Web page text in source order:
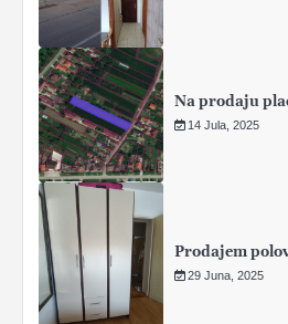
Na prodaju
14 Jula, 2025
Prodajem
29 Juna, 2025